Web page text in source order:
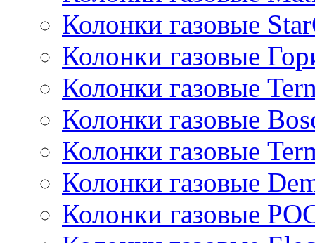
Колонки газовые
Колонки газовые
Колонки газовые
Колонки газовые
Колонки газовые
Колонки газовые
Колонки газовые